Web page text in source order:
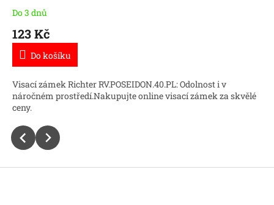
Do 3 dnů
123 Kč
Do košíku
Visací zámek Richter RV.POSEIDON.40.PL: Odolnost i v
náročném prostředí.Nakupujte online visací zámek za skvělé
ceny.
Z